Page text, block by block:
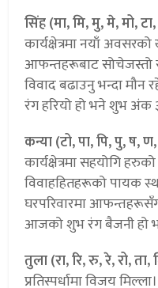
सिंह (मा, मि, मु, मे, मो,
कार्यक्षेत्रमा नयाँ अवसरको
आफन्तहरूबाट सोचेजस्तो
विवाद बढाउनु भन्दा
रंग हरियो हो भने शुभ अंक
कन्या (टो, पा, पि, पु, ष,
कार्यक्षेत्रमा सहयोगि
विवाहहितहरूको पायक
घरपरिवारमा
आजको शुभ रंग बैजनी हो
तुला (रा, रि, रु, रे, रो,
प्रतिस्पर्धामा विजय